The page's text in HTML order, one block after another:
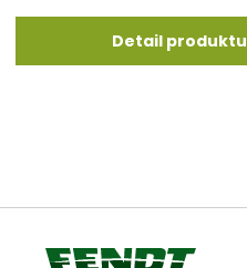
Detail produktu
Fendt